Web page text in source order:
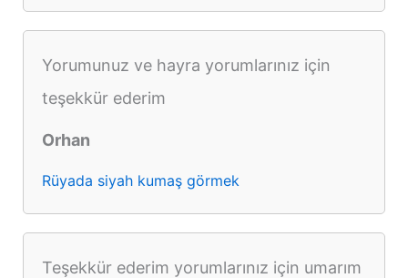
Yorumunuz ve hayra yorumlarınız için
teşekkür ederim
Orhan
Rüyada siyah kumaş görmek
Teşekkür ederim yorumlarınız için umarım